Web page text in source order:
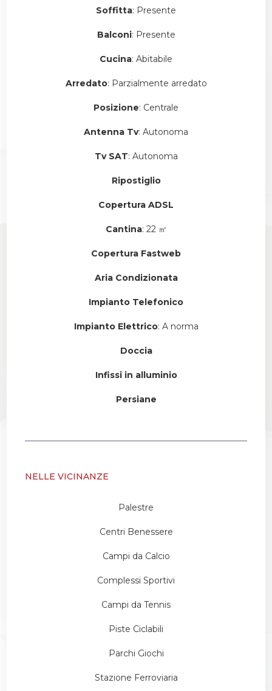
Soffitta: Presente
Balconi: Presente
Cucina: Abitabile
Arredato: Parzialmente arredato
Posizione: Centrale
Antenna Tv: Autonoma
Tv SAT: Autonoma
Ripostiglio
Copertura ADSL
Cantina: 22 ㎡
Copertura Fastweb
Aria Condizionata
Impianto Telefonico
Impianto Elettrico: A norma
Doccia
Infissi in alluminio
Persiane
NELLE VICINANZE
Palestre
Centri Benessere
Campi da Calcio
Complessi Sportivi
Campi da Tennis
Piste Ciclabili
Parchi Giochi
Stazione Ferroviaria